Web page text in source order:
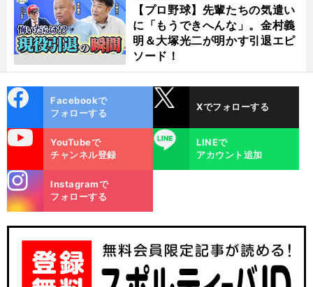
【プロ野球】先輩たちの気遣い
に「もうできへんな」。金村義
明＆大塚光二が明かす引退エピ
ソード！
動画
ok
Facebookで
フォローする
Xでフォローする
YouTubeで
チャンネル登録
LINE
LINEで
アカウント追加
m
Instagramで
フォローする